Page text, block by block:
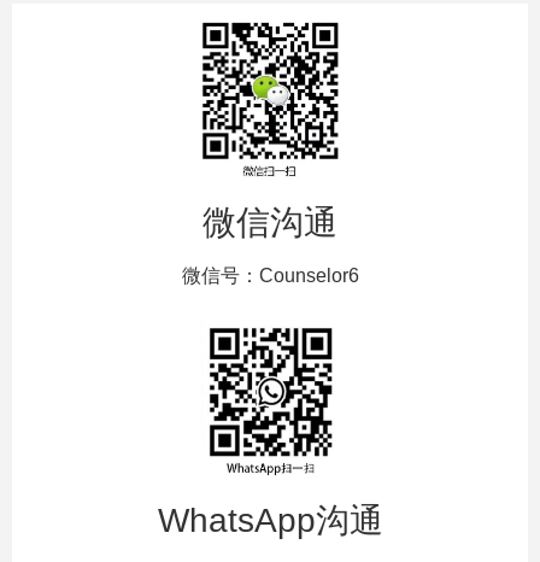
微信沟通
微信号：Counselor6
WhatsApp沟通